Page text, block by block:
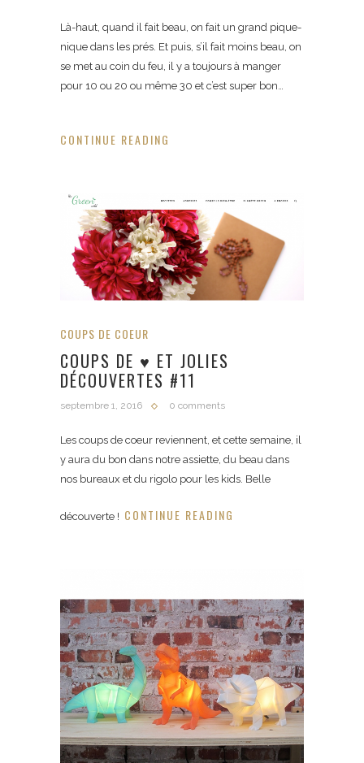
Là-haut, quand il fait beau, on fait un grand pique-
nique dans les prés. Et puis, s’il fait moins beau, on
se met au coin du feu, il y a toujours à manger
pour 10 ou 20 ou même 30 et c’est super bon…
CONTINUE READING
COUPS DE COEUR
COUPS DE ♥ ET JOLIES
DÉCOUVERTES #11
septembre 1, 2016 0 comments
Les coups de coeur reviennent, et cette semaine, il
y aura du bon dans notre assiette, du beau dans
nos bureaux et du rigolo pour les kids. Belle
découverte ! CONTINUE READING